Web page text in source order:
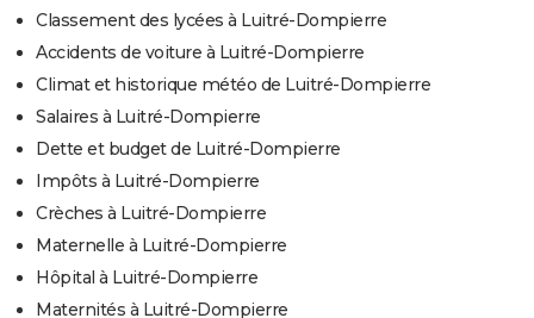
Classement des lycées à Luitré-Dompierre
Accidents de voiture à Luitré-Dompierre
Climat et historique météo de Luitré-Dompierre
Salaires à Luitré-Dompierre
Dette et budget de Luitré-Dompierre
Impôts à Luitré-Dompierre
Crèches à Luitré-Dompierre
Maternelle à Luitré-Dompierre
Hôpital à Luitré-Dompierre
Maternités à Luitré-Dompierre